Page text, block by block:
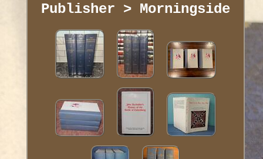
Publisher > Morningside